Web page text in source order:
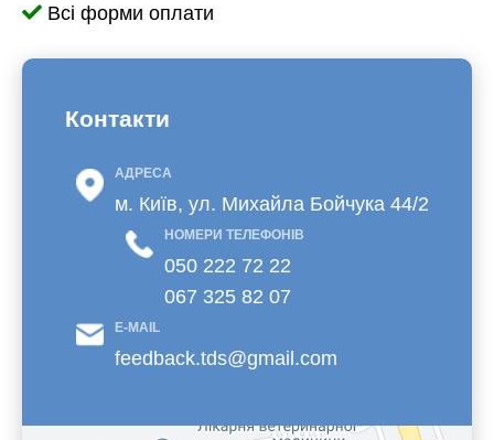
Всі форми оплати
Контакти
АДРЕСА
м. Київ, ул. Михайла Бойчука 44/2
НОМЕРИ ТЕЛЕФОНІВ
050 222 72 22
067 325 82 07
E-MAIL
feedback.tds@gmail.com